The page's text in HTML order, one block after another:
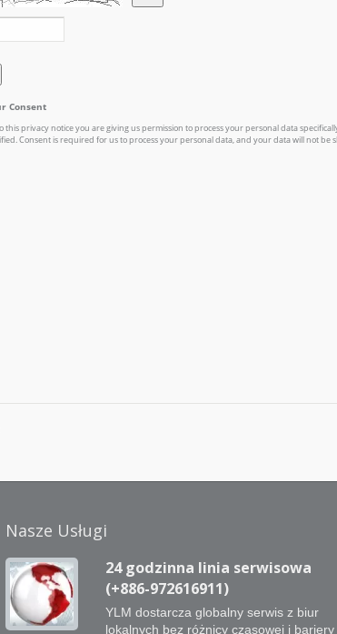
Nasze Usługi
24 godzinna linia serwisowa
(+886-972616911)
YLM dostarcza globalny serwis z biur
lokalnych bez różnicy czasowej i bariery